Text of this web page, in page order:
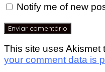
Notify me of new
This site uses Akismet
your comment data is